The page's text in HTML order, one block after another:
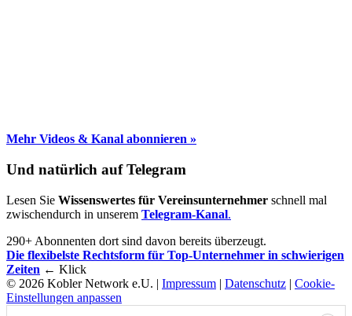
Mehr Videos & Kanal abonnieren »
Und natürlich auf Telegram
Lesen Sie Wissenswertes für Vereinsunternehmer schnell mal
zwischendurch in unserem Telegram-Kanal.
290+ Abonnenten dort sind davon bereits überzeugt.
Die flexibelste Rechtsform für Top-Unternehmer in schwierigen
Zeiten ← Klick
© 2026 Kobler Network e.U. | Impressum | Datenschutz | Cookie-
Einstellungen anpassen